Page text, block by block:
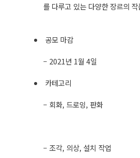
를 다루고 있는 다양한 장르의
공모 마감
– 2021년 1월 4일
카테고리
– 회화, 드로잉, 판화
– 조각, 의상, 설치 작업